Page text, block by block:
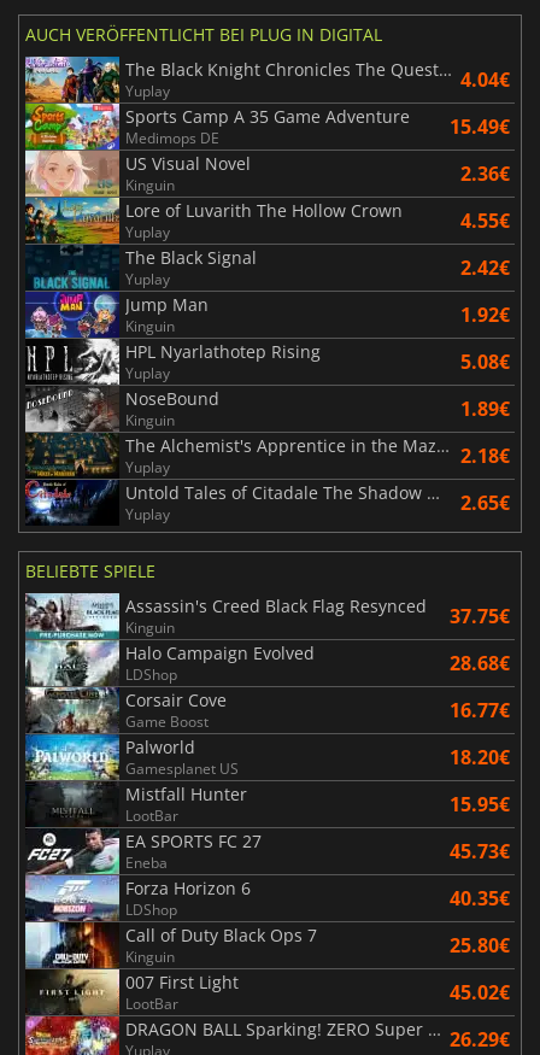
AUCH VERÖFFENTLICHT BEI PLUG IN DIGITAL
The Black Knight Chronicles The Quest Beyond Destiny
Yuplay 4.04€
Sports Camp A 35 Game Adventure
Medimops DE 15.49€
US Visual Novel
Kinguin 2.36€
Lore of Luvarith The Hollow Crown
Yuplay 4.55€
The Black Signal
Yuplay 2.42€
Jump Man
Kinguin 1.92€
HPL Nyarlathotep Rising
Yuplay 5.08€
NoseBound
Kinguin 1.89€
The Alchemist's Apprentice in the Maze of Madness
Yuplay 2.18€
Untold Tales of Citadale The Shadow Maker
Yuplay 2.65€
BELIEBTE SPIELE
Assassin's Creed Black Flag Resynced
Kinguin 37.75€
Halo Campaign Evolved
LDShop 28.68€
Corsair Cove
Game Boost 16.77€
Palworld
Gamesplanet US 18.20€
Mistfall Hunter
LootBar 15.95€
EA SPORTS FC 27
Eneba 45.73€
Forza Horizon 6
LDShop 40.35€
Call of Duty Black Ops 7
Kinguin 25.80€
007 First Light
LootBar 45.02€
DRAGON BALL Sparking! ZERO Super Limit Breaking NEO
Yuplay 26.29€